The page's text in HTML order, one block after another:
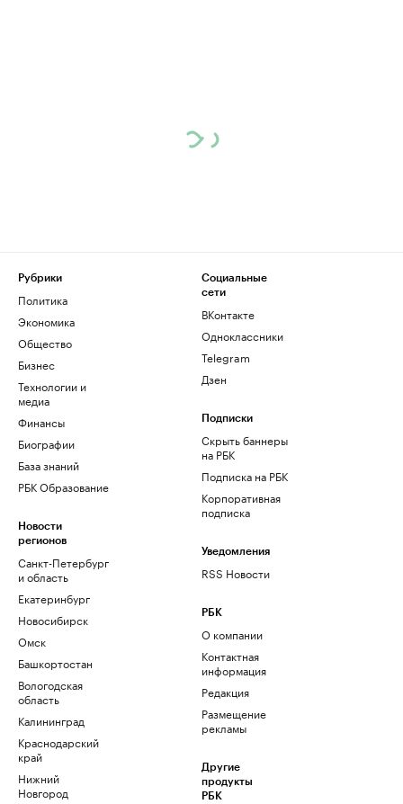
Рубрики
Политика
Экономика
Общество
Бизнес
Технологии и
медиа
Финансы
Биографии
База знаний
РБК Образование
Новости
регионов
Санкт-Петербург
и область
Екатеринбург
Новосибирск
Омск
Башкортостан
Вологодская
область
Калининград
Краснодарский
край
Нижний
Новгород
Социальные
сети
ВКонтакте
Одноклассники
Telegram
Дзен
Подписки
Скрыть баннеры
на РБК
Подписка на РБК
Корпоративная
подписка
Уведомления
RSS Новости
РБК
О компании
Контактная
информация
Редакция
Размещение
рекламы
Другие
продукты
РБК